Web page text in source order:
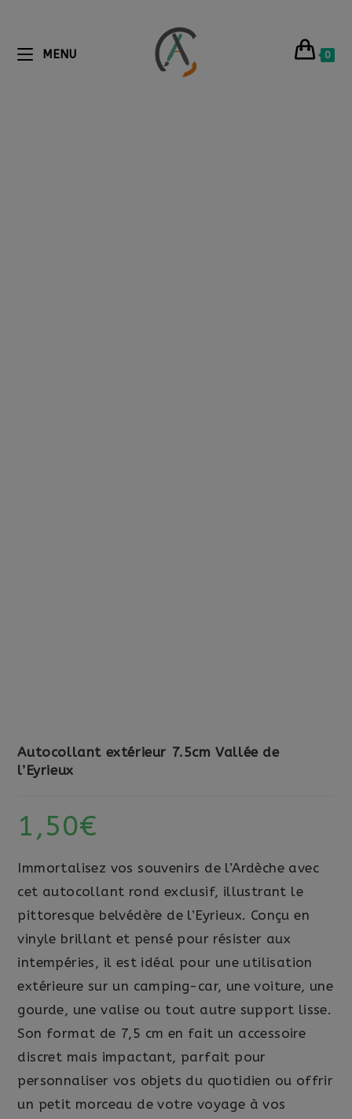
MENU 0
Autocollant extérieur 7.5cm Vallée de
l’Eyrieux
1,50€
Immortalisez vos souvenirs de l’Ardèche avec
cet autocollant rond exclusif, illustrant le
pittoresque belvédère de l’Eyrieux. Conçu en
vinyle brillant et pensé pour résister aux
intempéries, il est idéal pour une utilisation
extérieure sur un camping-car, une voiture, une
gourde, une valise ou tout autre support lisse.
Son format de 7,5 cm en fait un accessoire
discret mais impactant, parfait pour
personnaliser vos objets du quotidien ou offrir
un petit morceau de votre voyage à vos